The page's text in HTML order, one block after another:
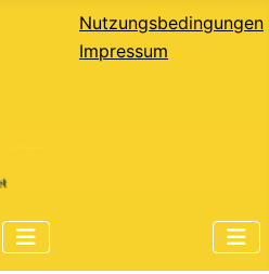
Nutzungsbedingungen
Impressum